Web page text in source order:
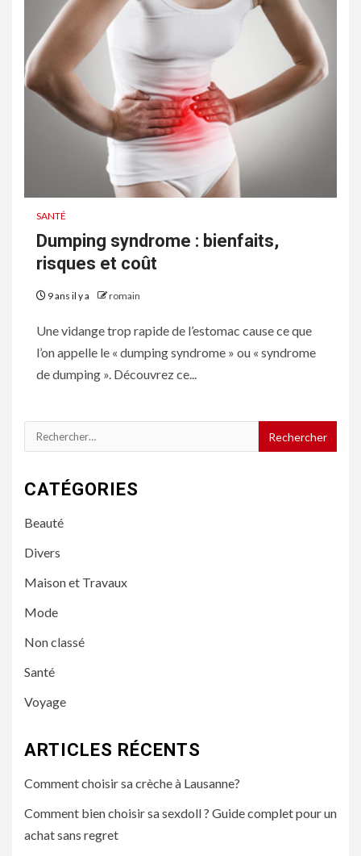
SANTÉ
Dumping syndrome : bienfaits,
risques et coût
9 ans il y a romain
Une vidange trop rapide de l’estomac cause ce que
l’on appelle le « dumping syndrome » ou « syndrome
de dumping ». Découvrez ce...
Rechercher :
CATÉGORIES
Beauté
Divers
Maison et Travaux
Mode
Non classé
Santé
Voyage
ARTICLES RÉCENTS
Comment choisir sa crèche à Lausanne?
Comment bien choisir sa sexdoll ? Guide complet pour un
achat sans regret